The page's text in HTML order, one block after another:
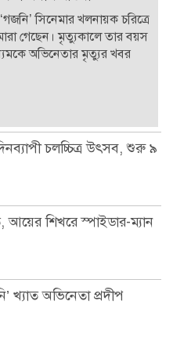
সিনেমার খলনায়ক চরিত্রে
গেছেন। মৃত্যুকালে তার বয়স
অভিনেতার মৃত্যুর খবর
চলচ্চিত্র উৎসব, শুরু ৯
আয়ের শিখরে স্পাইডার-ম্যান
খ্যাত অভিনেতা প্রদীপ